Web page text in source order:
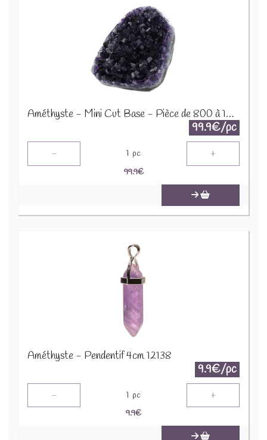
Améthyste - Mini Cut Base - Pièce de 800 à 1000 Gr 64059
99.9€/pc
- 1 pc +
99.9€
Améthyste - Pendentif 4cm 12138
9.9€/pc
- 1 pc +
9.9€